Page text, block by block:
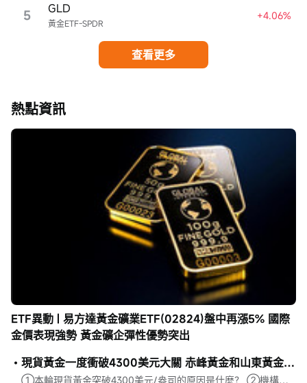
5 黃金ETF-SPDR
GLD +4.06%
查看更多
熱點資訊
ETF異動 | 易方達黃金礦業ETF(02824)盤中再漲5% 國際
金價表現強勢 黃金礦企彈性優勢突出
現貨黃金一度衝破4300美元大關 赤峰黃金和山東黃金均漲近5%
①本輪現貨黃金突破4300美元/盎司的原因是什麼？ ②機構對年內金價底部及後續走勢有何明確判斷？